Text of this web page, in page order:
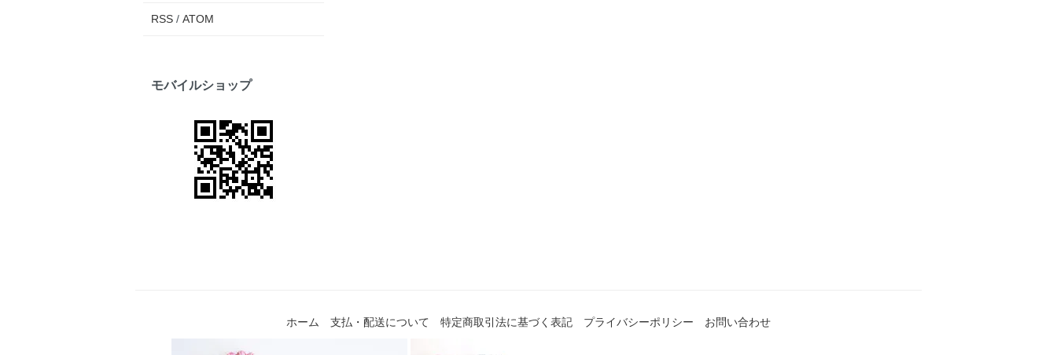
RSS / ATOM
モバイルショップ
ホーム 支払・配送について 特定商取引法に基づく表記 プライバシーポリシー お問い合わせ